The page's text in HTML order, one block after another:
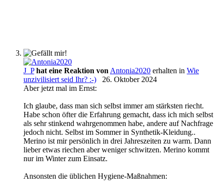
J_P hat eine Reaktion von Antonia2020 erhalten in Wie
unzivilisiert seid Ihr? :-)
26. Oktober 2024
Aber jetzt mal im Ernst:
Ich glaube, dass man sich selbst immer am stärksten riecht.
Habe schon öfter die Erfahrung gemacht, dass ich mich selbst
als sehr stinkend wahrgenommen habe, andere auf Nachfrage
jedoch nicht. Selbst im Sommer in Synthetik-Kleidung..
Merino ist mir persönlich in drei Jahreszeiten zu warm. Dann
lieber etwas riechen aber weniger schwitzen. Merino kommt
nur im Winter zum Einsatz.
Ansonsten die üblichen Hygiene-Maßnahmen: